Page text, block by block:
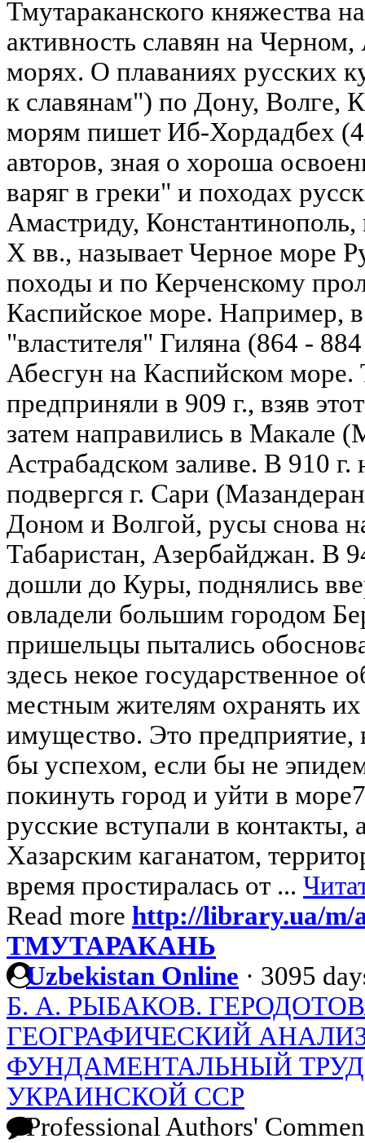
Тмутараканского княжества
активность славян на
морях. О плаваниях русских
к славянам") по Дону, Волге,
морям пишет Иб-Хордадбех
авторов, зная о хороша
варяг в греки" и походах
Амастриду,
X вв., называет Черное море
походы и по Керченскому
Каспийское море. Например,
"властителя" Гиляна (864 -
Абесгун на Каспийском море.
предприняли в 909 г., взяв
затем направились в Макале
Астрабадском заливе. В 910
подвергся г. Сари
Доном и Волгой, русы снова
Табаристан, Азербайджан. В
дошли до Куры, поднялись
овладели большим городом
пришельцы пытались
здесь некое государственное
местным жителям охранять их
имущество. Это предприятие,
бы успехом, если бы не
покинуть город и уйти в
русские вступали в контакты,
Хазарским каганатом,
время простиралась от ...
Read more http://library.ua/m/
ТМУТАРАКАНЬ
Uzbekistan Online · 3095
Б. А. РЫБАКОВ.
ГЕОГРАФИЧЕСКИЙ
ФУНДАМЕНТАЛЬНЫЙ
УКРАИНСКОЙ ССР
Professional Authors'